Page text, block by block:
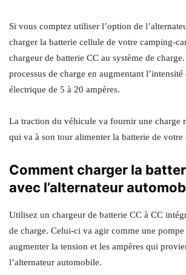
Si vous comptez utiliser l’option de
charger la batterie cellule de votre camping-
chargeur de batterie CC au système de
processus de charge en augmentant
électrique de 5 à 20 ampères.
La traction du véhicule va fournir une charge
qui va à son tour alimenter la batterie de votre
Comment charger la
avec l’alternateur
Utilisez un chargeur de batterie CC à CC
de charge. Celui-ci va agir comme une
augmenter la tension et les ampères qui
l’alternateur automobile.